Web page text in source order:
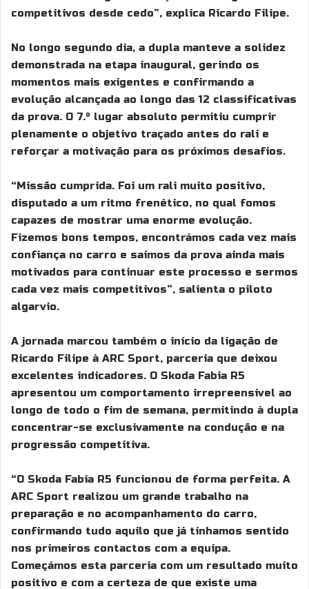
competitivos desde cedo”, explica Ricardo Filipe.
No longo segundo dia, a dupla manteve a solidez
demonstrada na etapa inaugural, gerindo os
momentos mais exigentes e confirmando a
evolução alcançada ao longo das 12 classificativas
da prova. O 7.º lugar absoluto permitiu cumprir
plenamente o objetivo traçado antes do rali e
reforçar a motivação para os próximos desafios.
“Missão cumprida. Foi um rali muito positivo,
disputado a um ritmo frenético, no qual fomos
capazes de mostrar uma enorme evolução.
Fizemos bons tempos, encontrámos cada vez mais
confiança no carro e saímos da prova ainda mais
motivados para continuar este processo e sermos
cada vez mais competitivos”, salienta o piloto
algarvio.
A jornada marcou também o início da ligação de
Ricardo Filipe à ARC Sport, parceria que deixou
excelentes indicadores. O Skoda Fabia R5
apresentou um comportamento irrepreensível ao
longo de todo o fim de semana, permitindo à dupla
concentrar-se exclusivamente na condução e na
progressão competitiva.
“O Skoda Fabia R5 funcionou de forma perfeita. A
ARC Sport realizou um grande trabalho na
preparação e no acompanhamento do carro,
confirmando tudo aquilo que já tínhamos sentido
nos primeiros contactos com a equipa.
Começámos esta parceria com um resultado muito
positivo e com a certeza de que existe uma